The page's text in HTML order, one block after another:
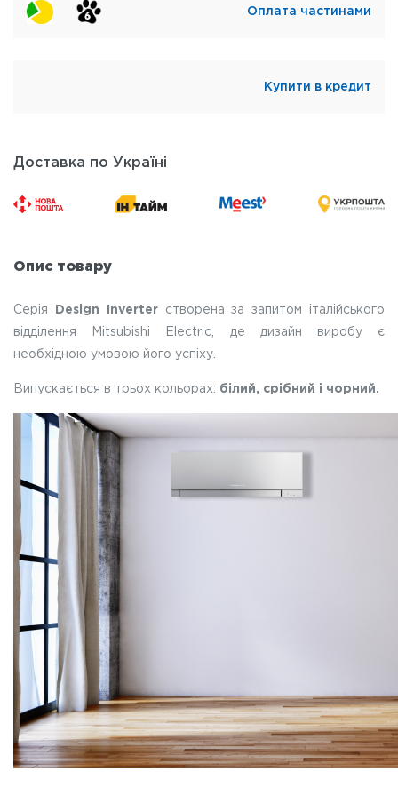
Оплата частинами
Купити в кредит
Доставка по Україні
Опис товару
Серія Design Inverterстворена за запитом італійського
відділення Mitsubishi Electric, де дизайн виробу є
необхідною умовою його успіху.
Випускається в трьох кольорах: білий, cрібний і чорний.